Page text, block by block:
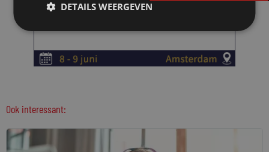
Ook interessant:
DETAILS WEERGEVEN